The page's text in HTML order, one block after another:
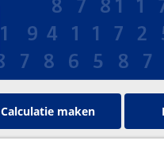
Calculatie maken